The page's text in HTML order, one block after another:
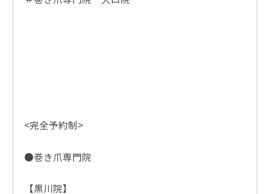
<完全予約制>
●巻き爪専門院
【黒川院】